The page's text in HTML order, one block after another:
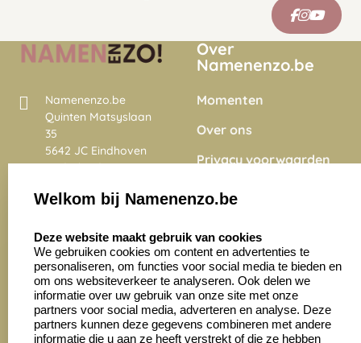
Namenenzo.be
Quinten Matsyslaan
35
5642 JC Eindhoven
Nederland
4028 beoordelingen
Over
Namenenzo.be
Momenten
Over ons
Privacy voorwaarden
Onze vacatures
Zakelijk:
Aanvraag op maat
Klantenservice:
Contact opnemen
Welkom bij Namenenzo.be
Deze website maakt gebruik van cookies
We gebruiken cookies om content en advertenties te
personaliseren, om functies voor social media te bieden en
om ons websiteverkeer te analyseren. Ook delen we
informatie over uw gebruik van onze site met onze
partners voor social media, adverteren en analyse. Deze
partners kunnen deze gegevens combineren met andere
informatie die u aan ze heeft verstrekt of die ze hebben